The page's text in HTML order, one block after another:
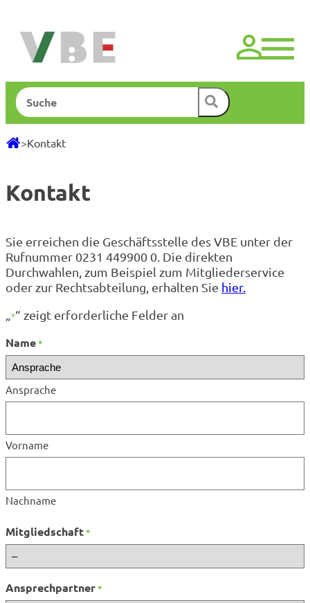
springen
Suchen
>Kontakt
Kontakt
Sie erreichen die Geschäftsstelle des VBE unter der
Rufnummer 0231 449900 0. Die direkten
Durchwahlen, zum Beispiel zum Mitgliederservice
oder zur Rechtsabteilung, erhalten Sie hier.
„*“ zeigt erforderliche Felder an
Name*
Ansprache
Vorname
Nachname
Mitgliedschaft*
Ansprechpartner*